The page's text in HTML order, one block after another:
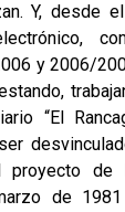
Y, desde
y 2006/
“El
de
de